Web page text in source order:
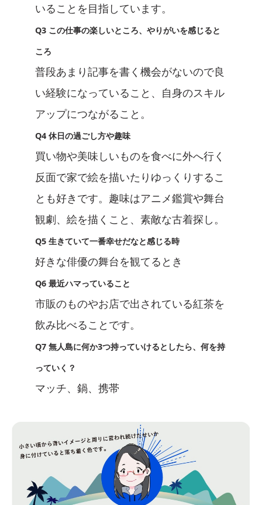
いることを目指しています。
Q3 この仕事の楽しいところ、やりがいを感じると
ころ
普段あまり記事を書く機会がないので良
い経験になっていること、自身のスキル
アップにつながること。
Q4 休日の過ごし方や趣味
買い物や美味しいものを食べに外へ行く
反面で家で絵を描いたりゆっくりするこ
とも好きです。趣味はアニメ鑑賞や舞台
観劇、絵を描くこと、素敵な古着探し。
Q5 生きていて一番幸せだなと感じる時
好きな俳優の舞台を観てるとき
Q6 最近ハマっていること
市販のものやお店で出されている紅茶を
飲み比べることです。
Q7 無人島に何か3つ持っていけるとしたら、何を持
っていく？
マッチ、鍋、携帯